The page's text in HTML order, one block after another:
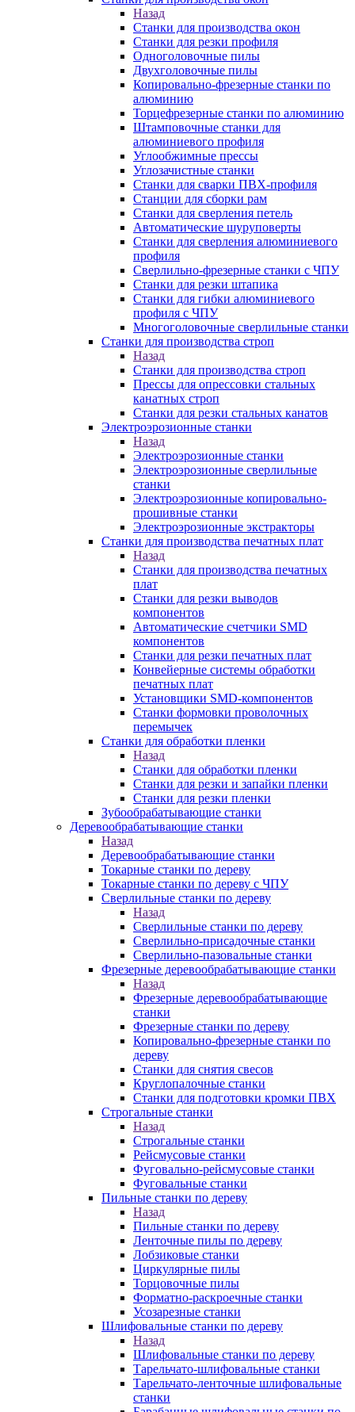
Назад
Станки для производства окон
Станки для резки профиля
Одноголовочные пилы
Двухголовочные пилы
Копировально-фрезерные станки по
алюминию
Торцефрезерные станки по алюминию
Штамповочные станки для
алюминиевого профиля
Углообжимные прессы
Углозачистные станки
Станки для сварки ПВХ-профиля
Станции для сборки рам
Станки для сверления петель
Автоматические шуруповерты
Станки для сверления алюминиевого
профиля
Сверлильно-фрезерные станки с ЧПУ
Станки для резки штапика
Станки для гибки алюминиевого
профиля с ЧПУ
Многоголовочные сверлильные станки
Станки для производства строп
Назад
Станки для производства строп
Прессы для опрессовки стальных
канатных строп
Станки для резки стальных канатов
Электроэрозионные станки
Назад
Электроэрозионные станки
Электроэрозионные сверлильные
станки
Электроэрозионные копировально-
прошивные станки
Электроэрозионные экстракторы
Станки для производства печатных плат
Назад
Станки для производства печатных
плат
Станки для резки выводов
компонентов
Автоматические счетчики SMD
компонентов
Станки для резки печатных плат
Конвейерные системы обработки
печатных плат
Установщики SMD-компонентов
Станки формовки проволочных
перемычек
Станки для обработки пленки
Назад
Станки для обработки пленки
Станки для резки и запайки пленки
Станки для резки пленки
Зубообрабатывающие станки
Деревообрабатывающие станки
Назад
Деревообрабатывающие станки
Токарные станки по дереву
Токарные станки по дереву с ЧПУ
Сверлильные станки по дереву
Назад
Сверлильные станки по дереву
Сверлильно-присадочные станки
Сверлильно-пазовальные станки
Фрезерные деревообрабатывающие станки
Назад
Фрезерные деревообрабатывающие
станки
Фрезерные станки по дереву
Копировально-фрезерные станки по
дереву
Станки для снятия свесов
Круглопалочные станки
Станки для подготовки кромки ПВХ
Строгальные станки
Назад
Строгальные станки
Рейсмусовые станки
Фуговально-рейсмусовые станки
Фуговальные станки
Пильные станки по дереву
Назад
Пильные станки по дереву
Ленточные пилы по дереву
Лобзиковые станки
Циркулярные пилы
Торцовочные пилы
Форматно-раскроечные станки
Усозарезные станки
Шлифовальные станки по дереву
Назад
Шлифовальные станки по дереву
Тарельчато-шлифовальные станки
Тарельчато-ленточные шлифовальные
станки